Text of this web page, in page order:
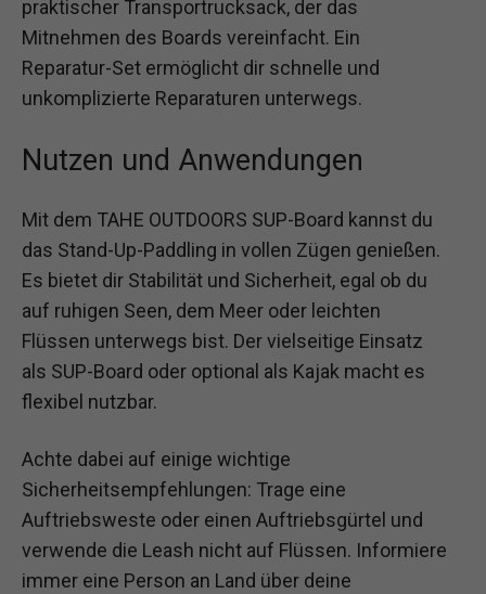
praktischer Transportrucksack, der das
Mitnehmen des Boards vereinfacht. Ein
Reparatur-Set ermöglicht dir schnelle und
unkomplizierte Reparaturen unterwegs.
Nutzen und Anwendungen
Mit dem TAHE OUTDOORS SUP-Board kannst du
das Stand-Up-Paddling in vollen Zügen genießen.
Es bietet dir Stabilität und Sicherheit, egal ob du
auf ruhigen Seen, dem Meer oder leichten
Flüssen unterwegs bist. Der vielseitige Einsatz
als SUP-Board oder optional als Kajak macht es
flexibel nutzbar.
Achte dabei auf einige wichtige
Sicherheitsempfehlungen: Trage eine
Auftriebsweste oder einen Auftriebsgürtel und
verwende die Leash nicht auf Flüssen. Informiere
immer eine Person an Land über deine